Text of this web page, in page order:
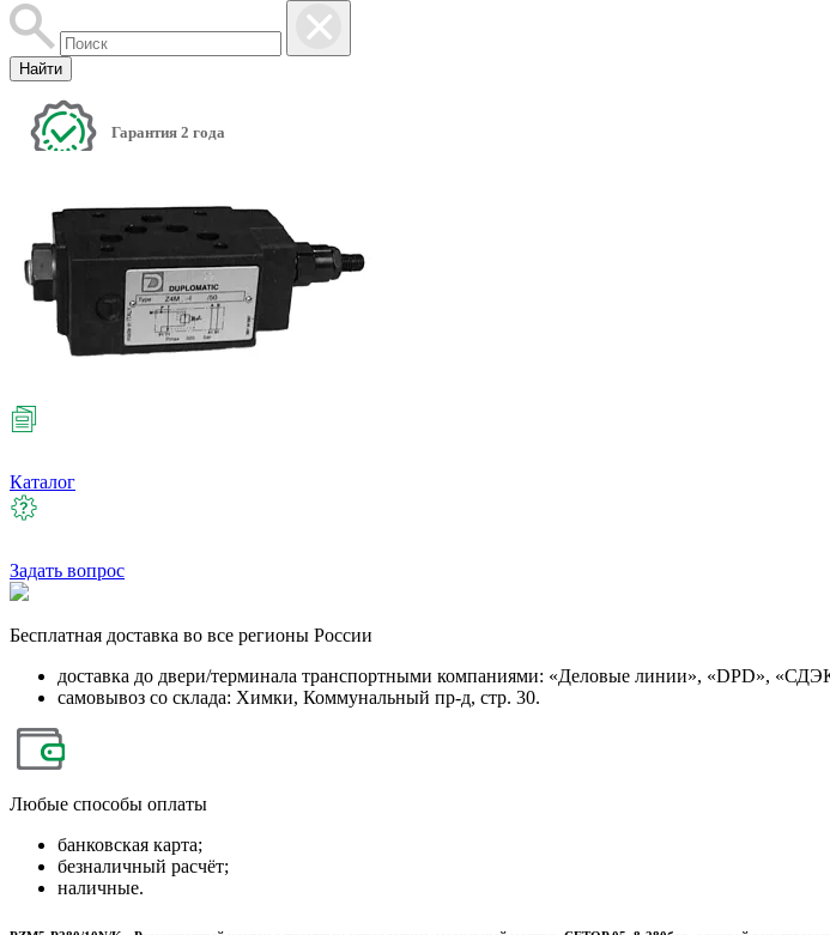
Найти
Гарантия 2 года
Каталог
Задать вопрос
Бесплатная доставка во все регионы России
доставка до двери/терминала транспортными компаниями: «Деловые линии», «DPD»,
самовывоз со склада: Химки, Коммунальный пр-д, стр. 30.
Любые способы оплаты
банковская карта;
безналичный расчёт;
наличные.